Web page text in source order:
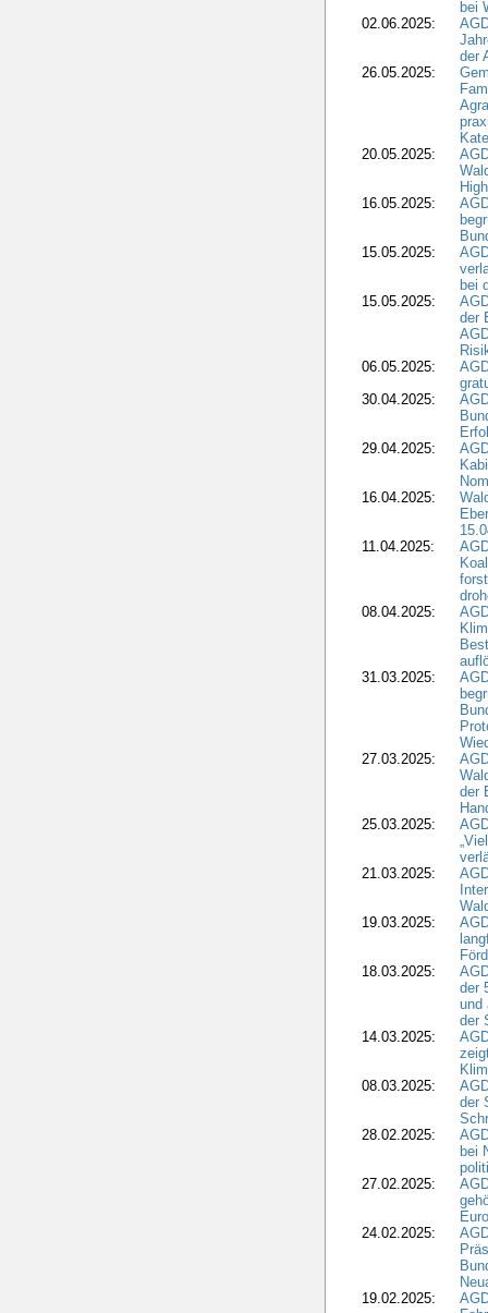
bei
02.06.2025:
der
26.05.2025:
20.05.2025:
16.05.2025:
15.05.2025:
bei
15.05.2025:
der
06.05.2025:
30.04.2025:
29.04.2025:
16.04.2025:
11.04.2025:
08.04.2025:
31.03.2025:
27.03.2025:
der
25.03.2025:
21.03.2025:
19.03.2025:
18.03.2025:
der
und
der
14.03.2025:
08.03.2025:
der
28.02.2025:
bei
27.02.2025:
24.02.2025:
19.02.2025: